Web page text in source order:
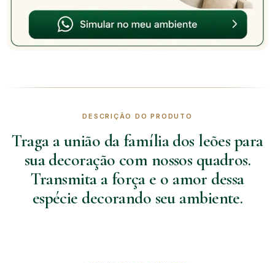
DESCRIÇÃO DO PRODUTO
Traga a união da família dos leões para
sua decoração com nossos quadros.
Transmita a força e o amor dessa
espécie decorando seu ambiente.